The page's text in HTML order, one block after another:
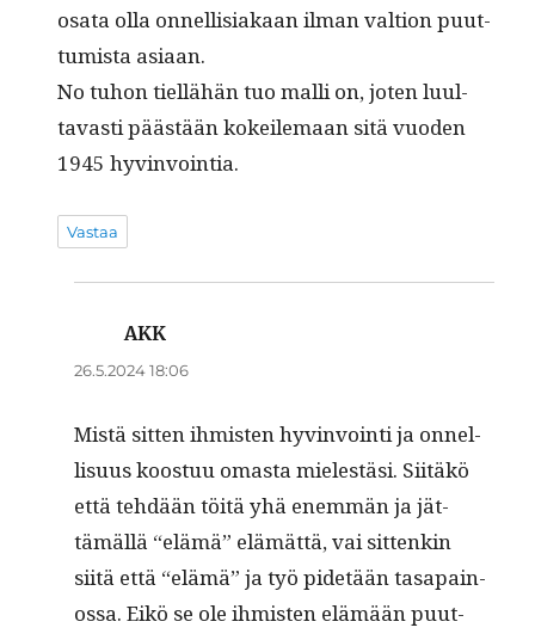
osa­ta olla onnel­lisi­akaan ilman val­tion puut­
tumista asiaan.
No tuhon tiel­lähän tuo malli on, joten luul­
tavasti päästään kokeile­maan sitä vuo­den
1945 hyvinvointia.
Vastaa
AKK
26.5.2024 18:06
Mis­tä sit­ten ihmis­ten hyv­in­voin­ti ja onnel­
lisu­us koos­t­uu omas­ta mielestäsi. Siitäkö
että tehdään töitä yhä enem­män ja jät­
tämäl­lä “elämä” elämät­tä, vai sit­tenkin
siitä että “elämä” ja työ pide­tään tas­apain­
os­sa. Eikö se ole ihmis­ten elämään puut­